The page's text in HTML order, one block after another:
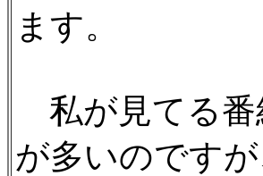
ます。
私が見てる番
が多いのです